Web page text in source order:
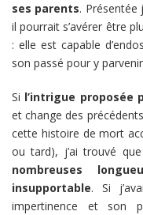
ses parents. Présentée
il pourrait s’avérer être
: elle est capable
son passé pour y
Si l’intrigue proposée
et change des
cette histoire de mort
ou tard), j’ai trouvé
nombreuses
insupportable. Si
impertinence et son